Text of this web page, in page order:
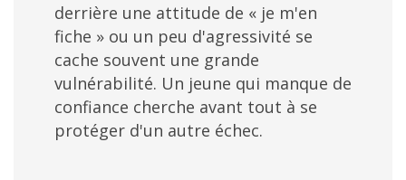
derrière une attitude de « je m'en
fiche » ou un peu d'agressivité se
cache souvent une grande
vulnérabilité. Un jeune qui manque de
confiance cherche avant tout à se
protéger d'un autre échec.